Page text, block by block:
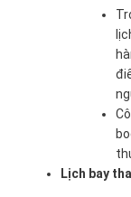
Lịch bay